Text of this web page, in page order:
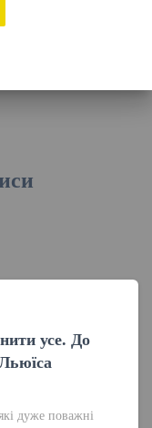
усе. До
дуже поважні